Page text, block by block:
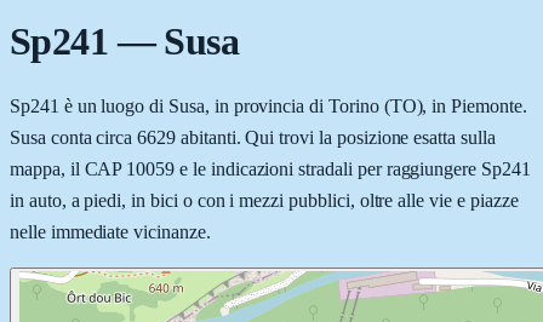
Sp241—Susa
Sp241 è un luogo di Susa, in provincia di Torino (TO), in Piemonte.
Susa conta circa 6629 abitanti. Qui trovi la posizione esatta sulla
mappa, il CAP 10059 e le indicazioni stradali per raggiungere Sp241
in auto, a piedi, in bici o con i mezzi pubblici, oltre alle vie e piazze
nelle immediate vicinanze.